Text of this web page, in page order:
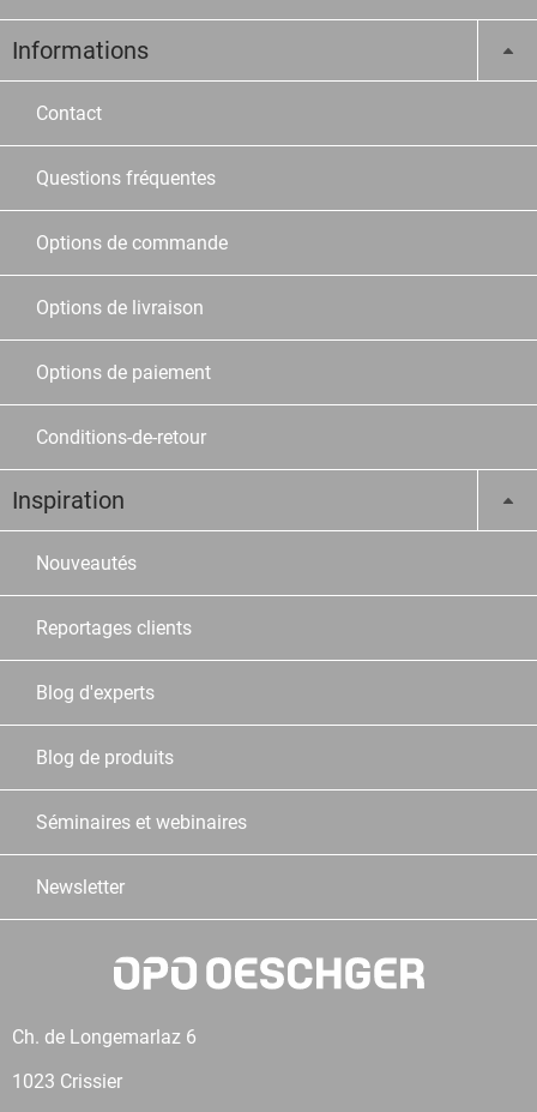
Informations
Contact
Questions fréquentes
Options de commande
Options de livraison
Options de paiement
Conditions-de-retour
Inspiration
Nouveautés
Reportages clients
Blog d'experts
Blog de produits
Séminaires et webinaires
Newsletter
Ch. de Longemarlaz 6
1023 Crissier